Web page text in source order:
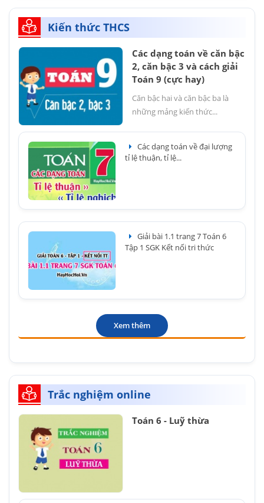
Kiến thức THCS
Các dạng toán về căn bậc
2, căn bậc 3 và cách giải
Toán 9 (cực hay)
Căn bậc hai và căn bậc ba là
những mảng kiến thức...
Các dạng toán về đại lượng
tỉ lệ thuận, tỉ lệ...
Giải bài 1.1 trang 7 Toán 6
Tập 1 SGK Kết nối tri thức
Xem thêm
Trắc nghiệm online
Toán 6 - Luỹ thừa